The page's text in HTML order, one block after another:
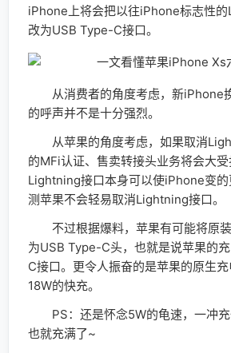
iPhone上将会把以往iPhone标志性
改为USB Type-C接口。
从消费者的角度考虑，新iPhone
的呼声并不是十分强烈。
从苹果的角度考虑，如果取消
的MFi认证、售卖转接头业务将会大
Lightning接口本身可以使iPhone变
测苹果不会轻易取消Lightning接口。
不过根据爆料，苹果有可能将原装
为USB Type-C头，也就是说苹果的
C接口。更令人振奋的是苹果的原生
18W的快充。
PS：还是怀念5W的龟速，一冲充
也就充满了~